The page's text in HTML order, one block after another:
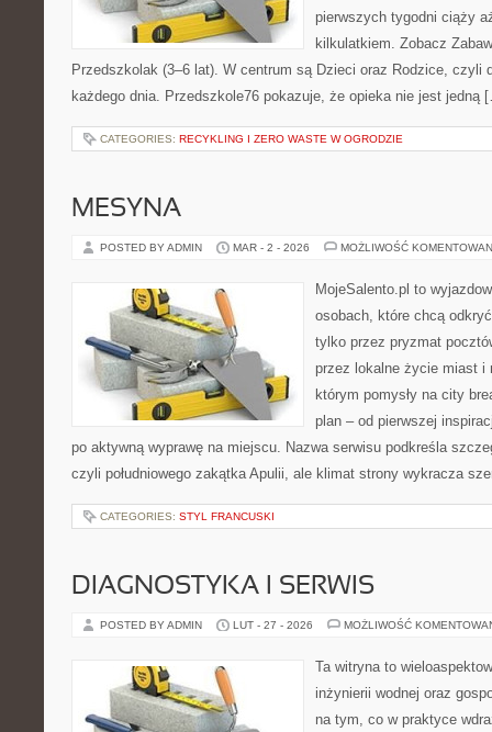
pierwszych tygodni ciąży
kilkulatkiem. Zobacz
Przedszkolak (3–6 lat). W centrum są Dzieci oraz Rodzice, czyli
każdego dnia. Przedszkole76 pokazuje, że opieka nie jest jedną
CATEGORIES: RECYKLING I ZERO WASTE W OGRODZIE
MESYNA
POSTED BY ADMIN MAR - 2 - 2026 MOŻLIWOŚĆ
MojeSalento.pl to
osobach, które chcą
tylko przez pryzmat
przez lokalne życie miast i
którym pomysły na city
plan – od pierwszej
po aktywną wyprawę na miejscu. Nazwa serwisu podkreśla
czyli południowego zakątka Apulii, ale klimat strony wykracza
CATEGORIES: STYL FRANCUSKI
DIAGNOSTYKA I SERWIS
POSTED BY ADMIN LUT - 27 - 2026 MOŻLIWOŚĆ
Ta witryna to
inżynierii wodnej oraz
na tym, co w praktyce